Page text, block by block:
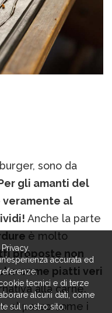
sono da
gli amanti del
al
Anche la parte
è molto
proposte non
come piatti veri
alla carne.
al passo come i
accurata ed
tecnici e di terze
alcuni dati, come
sul nostro sito.